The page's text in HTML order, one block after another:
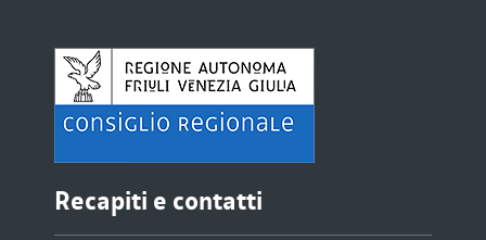
Recapiti e contatti